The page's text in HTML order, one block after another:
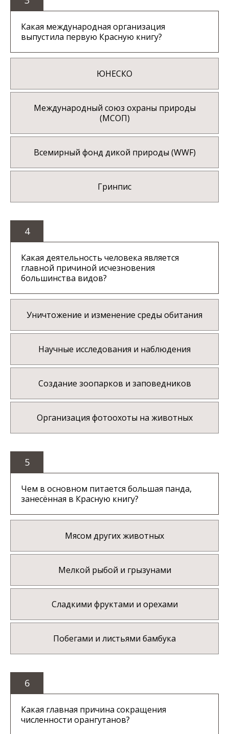
Какая международная организация
выпустила первую Красную книгу?
ЮНЕСКО
Международный союз охраны природы
(МСОП)
Всемирный фонд дикой природы (WWF)
Гринпис
4
Какая деятельность человека является
главной причиной исчезновения
большинства видов?
Уничтожение и изменение среды обитания
Научные исследования и наблюдения
Создание зоопарков и заповедников
Организация фотоохоты на животных
5
Чем в основном питается большая панда,
занесённая в Красную книгу?
Мясом других животных
Мелкой рыбой и грызунами
Сладкими фруктами и орехами
Побегами и листьями бамбука
6
Какая главная причина сокращения
численности орангутанов?